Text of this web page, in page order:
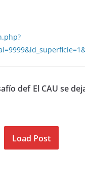
def El CAU se
Load Post